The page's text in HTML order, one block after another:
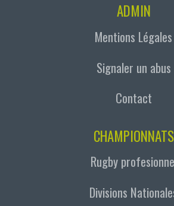
ADMIN
Mentions Légales
Signaler un abus
Contact
CHAMPIONNATS
Rugby
Divisions